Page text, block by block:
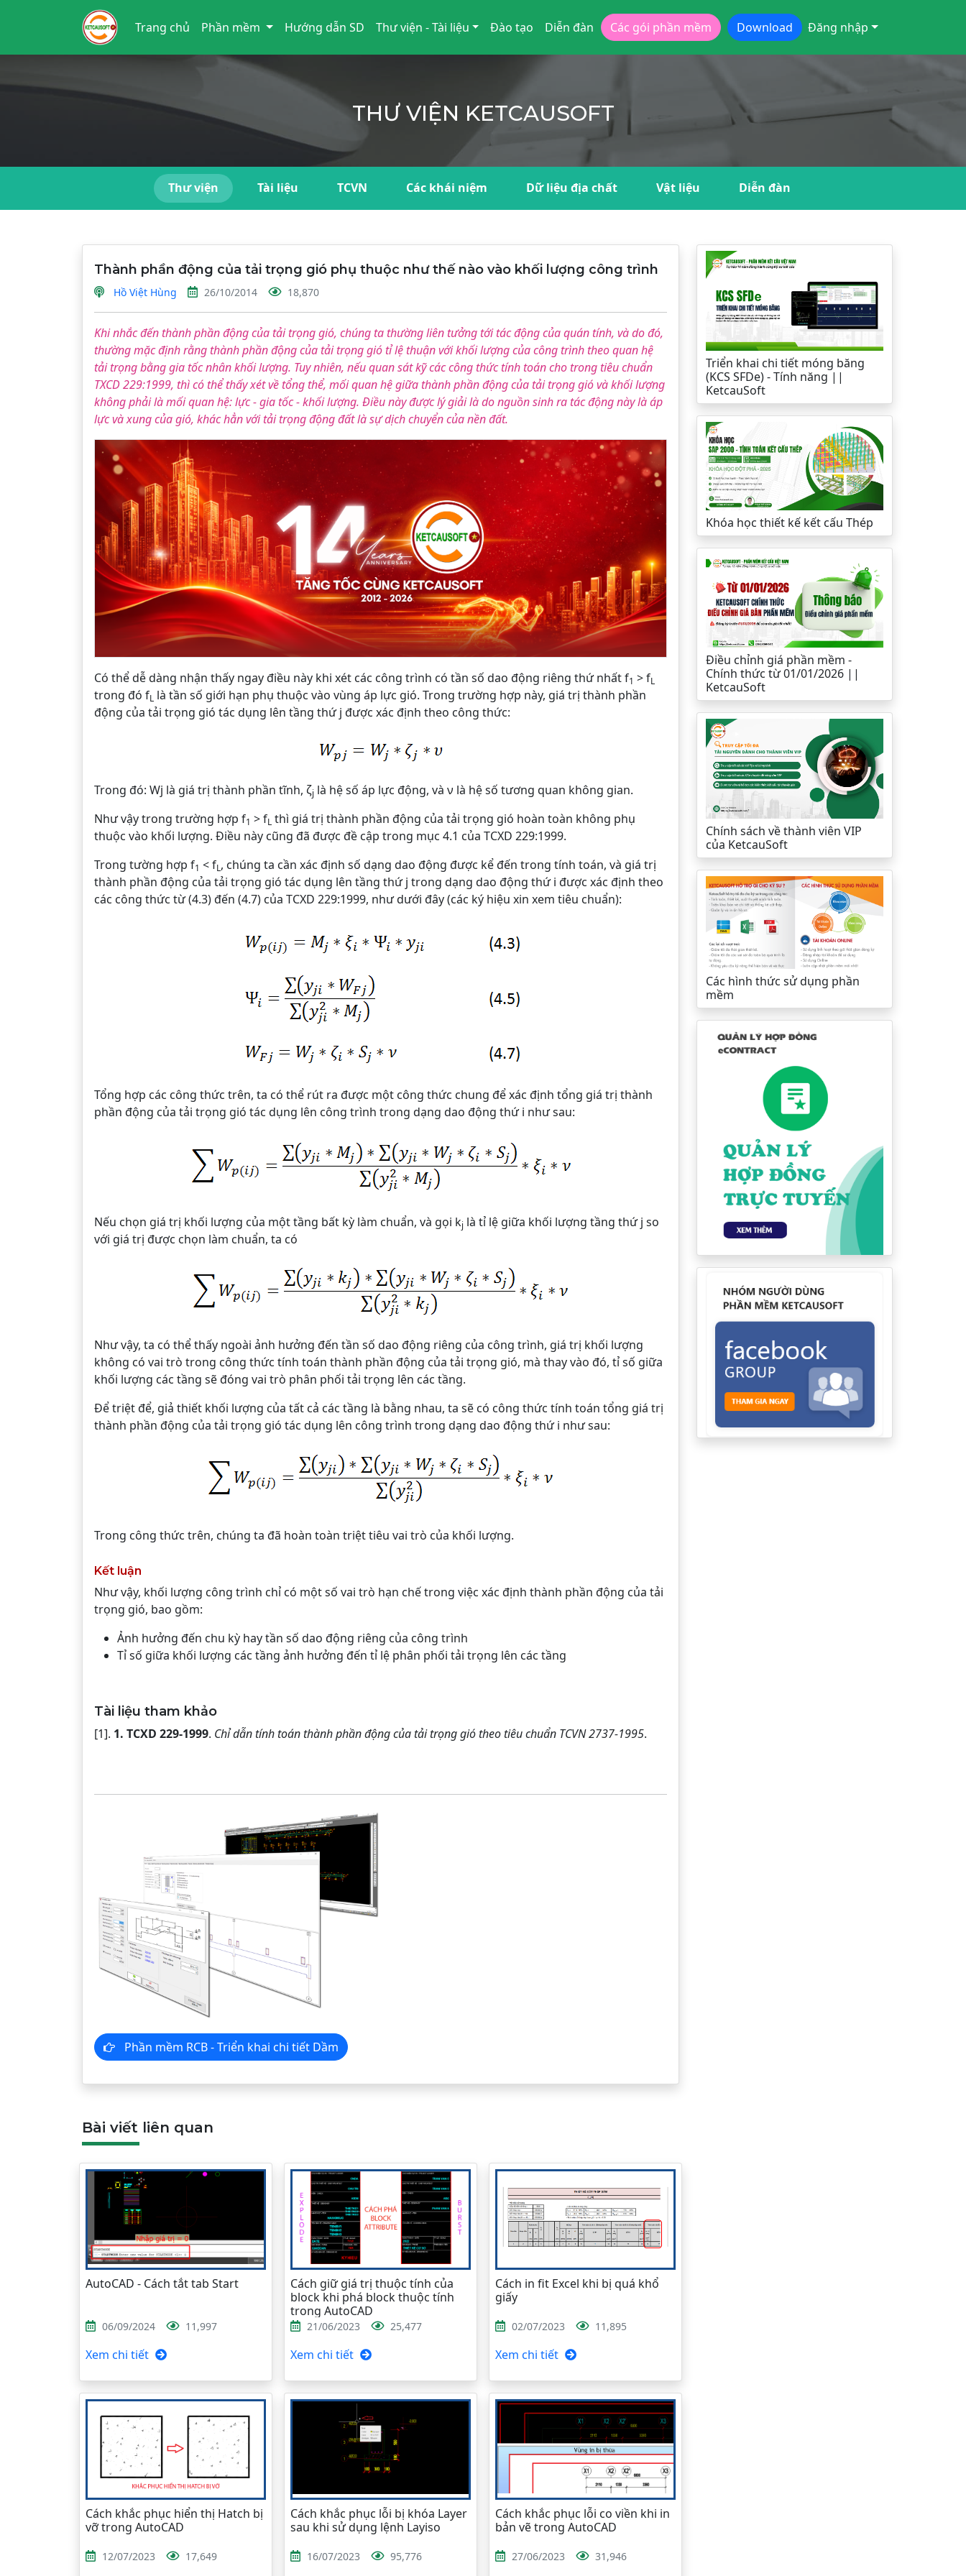
Trang chủ Phần mềm Hướng dẫn SD Thư viện - Tài liệu Đào tạo Diễn đàn Các gói phần mềm Download Đăng nhập
THƯ VIỆN KETCAUSOFT
Thư viện Tài liệu TCVN Các khái niệm Dữ liệu địa chất Vật liệu Diễn đàn
Thành phần động của tải trọng gió phụ thuộc như thế nào vào khối lượng công trình
Hồ Việt Hùng 26/10/2014 18,870
Khi nhắc đến thành phần động của tải trọng gió, chúng ta thường liên tưởng tới tác động của quán tính, và do đó,
thường mặc định rằng thành phần động của tải trọng gió tỉ lệ thuận với khối lượng của công trình theo quan hệ
tải trọng bằng gia tốc nhân khối lượng. Tuy nhiên, nếu quan sát kỹ các công thức tính toán cho trong tiêu chuẩn
TXCD 229:1999, thì có thể thấy xét về tổng thể, mối quan hệ giữa thành phần động của tải trọng gió và khối lượng
không phải là mối quan hệ: lực - gia tốc - khối lượng. Điều này được lý giải là do nguồn sinh ra tác động này là áp
lực và xung của gió, khác hẳn với tải trọng động đất là sự dịch chuyển của nền đất.
Có thể dễ dàng nhận thấy ngay điều này khi xét các công trình có tần số dao động riêng thứ nhất f1 > fL
trong đó fL là tần số giới hạn phụ thuộc vào vùng áp lực gió. Trong trường hợp này, giá trị thành phần
động của tải trọng gió tác dụng lên tầng thứ j được xác định theo công thức:
Trong đó: Wj là giá trị thành phần tĩnh, ζj là hệ số áp lực động, và ν là hệ số tương quan không gian.
Như vậy trong trường hợp f1 > fL thì giá trị thành phần động của tải trọng gió hoàn toàn không phụ
thuộc vào khối lượng. Điều này cũng đã được đề cập trong mục 4.1 của TCXD 229:1999.
Trong tường hợp f1 < fL, chúng ta cần xác định số dạng dao động được kể đến trong tính toán, và giá trị
thành phần động của tải trọng gió tác dụng lên tầng thứ j trong dạng dao động thứ i được xác định theo
các công thức từ (4.3) đến (4.7) của TCXD 229:1999, như dưới đây (các ký hiệu xin xem tiêu chuẩn):
Tổng hợp các công thức trên, ta có thể rút ra được một công thức chung để xác định tổng giá trị thành
phần động của tải trọng gió tác dụng lên công trình trong dạng dao động thứ i như sau:
Nếu chọn giá trị khối lượng của một tầng bất kỳ làm chuẩn, và gọi kj là tỉ lệ giữa khối lượng tầng thứ j so
với giá trị được chọn làm chuẩn, ta có
Như vậy, ta có thể thấy ngoài ảnh hưởng đến tần số dao động riêng của công trình, giá trị khối lượng
không có vai trò trong công thức tính toán thành phần động của tải trọng gió, mà thay vào đó, tỉ số giữa
khối lượng các tầng sẽ đóng vai trò phân phối tải trọng lên các tầng.
Để triệt để, giả thiết khối lượng của tất cả các tầng là bằng nhau, ta sẽ có công thức tính toán tổng giá trị
thành phần động của tải trọng gió tác dụng lên công trình trong dạng dao động thứ i như sau:
Trong công thức trên, chúng ta đã hoàn toàn triệt tiêu vai trò của khối lượng.
Kết luận
Như vậy, khối lượng công trình chỉ có một số vai trò hạn chế trong việc xác định thành phần động của tải
trọng gió, bao gồm:
Ảnh hưởng đến chu kỳ hay tần số dao động riêng của công trình
Tỉ số giữa khối lượng các tầng ảnh hưởng đến tỉ lệ phân phối tải trọng lên các tầng
Tài liệu tham khảo
[1]. 1. TCXD 229-1999. Chỉ dẫn tính toán thành phần động của tải trọng gió theo tiêu chuẩn TCVN 2737-1995.
Phần mềm RCB - Triển khai chi tiết Dầm
Bài viết liên quan
AutoCAD - Cách tắt tab Start
06/09/2024 11,997
Xem chi tiết
Cách giữ giá trị thuộc tính của
block khi phá block thuộc tính
trong AutoCAD
21/06/2023 25,477
Xem chi tiết
Cách in fit Excel khi bị quá khổ
giấy
02/07/2023 11,895
Xem chi tiết
Cách khắc phục hiển thị Hatch bị
vỡ trong AutoCAD
12/07/2023 17,649
Cách khắc phục lỗi bị khóa Layer
sau khi sử dụng lệnh Layiso
16/07/2023 95,776
Cách khắc phục lỗi co viền khi in
bản vẽ trong AutoCAD
27/06/2023 31,946
Triển khai chi tiết móng băng
(KCS SFDe) - Tính năng ||
KetcauSoft
Khóa học thiết kế kết cấu Thép
Điều chỉnh giá phần mềm -
Chính thức từ 01/01/2026 ||
KetcauSoft
Chính sách về thành viên VIP
của KetcauSoft
Các hình thức sử dụng phần
mềm